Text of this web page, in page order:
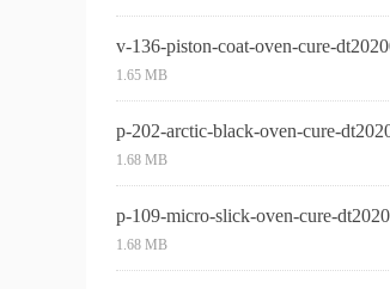
v-136-piston-coat-oven-cure-
1.65 MB
p-202-arctic-black-oven-cure-
1.68 MB
p-109-micro-slick-oven-cure-
1.68 MB